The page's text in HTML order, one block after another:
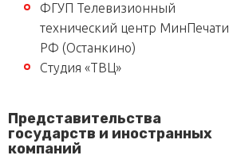
ФГУП Телевизионный
технический центр МинПечати
РФ (Останкино)
Студия «ТВЦ»
Представительства
государств и иностранных
компаний